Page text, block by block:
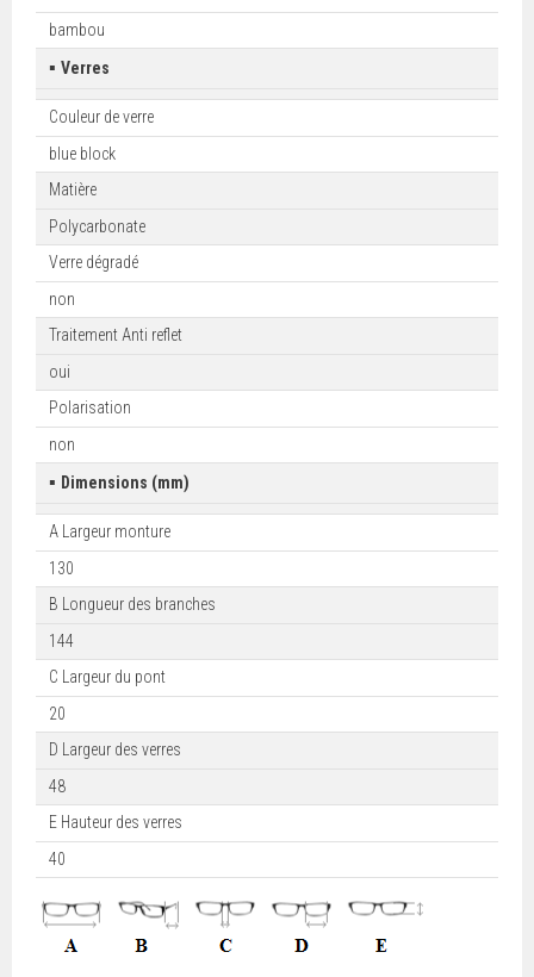
bambou
▪Verres
Couleur de verre
blue block
Matière
Polycarbonate
Verre dégradé
non
Traitement Anti reflet
oui
Polarisation
non
▪ Dimensions (mm)
A Largeur monture
130
B Longueur des branches
144
C Largeur du pont
20
D Largeur des verres
48
E Hauteur des verres
40